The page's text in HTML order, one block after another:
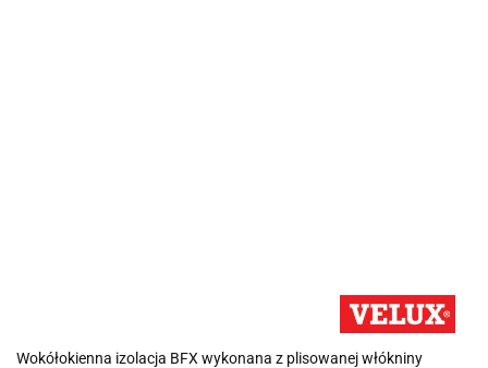
Wokółokienna izolacja BFX wykonana z plisowanej włókniny